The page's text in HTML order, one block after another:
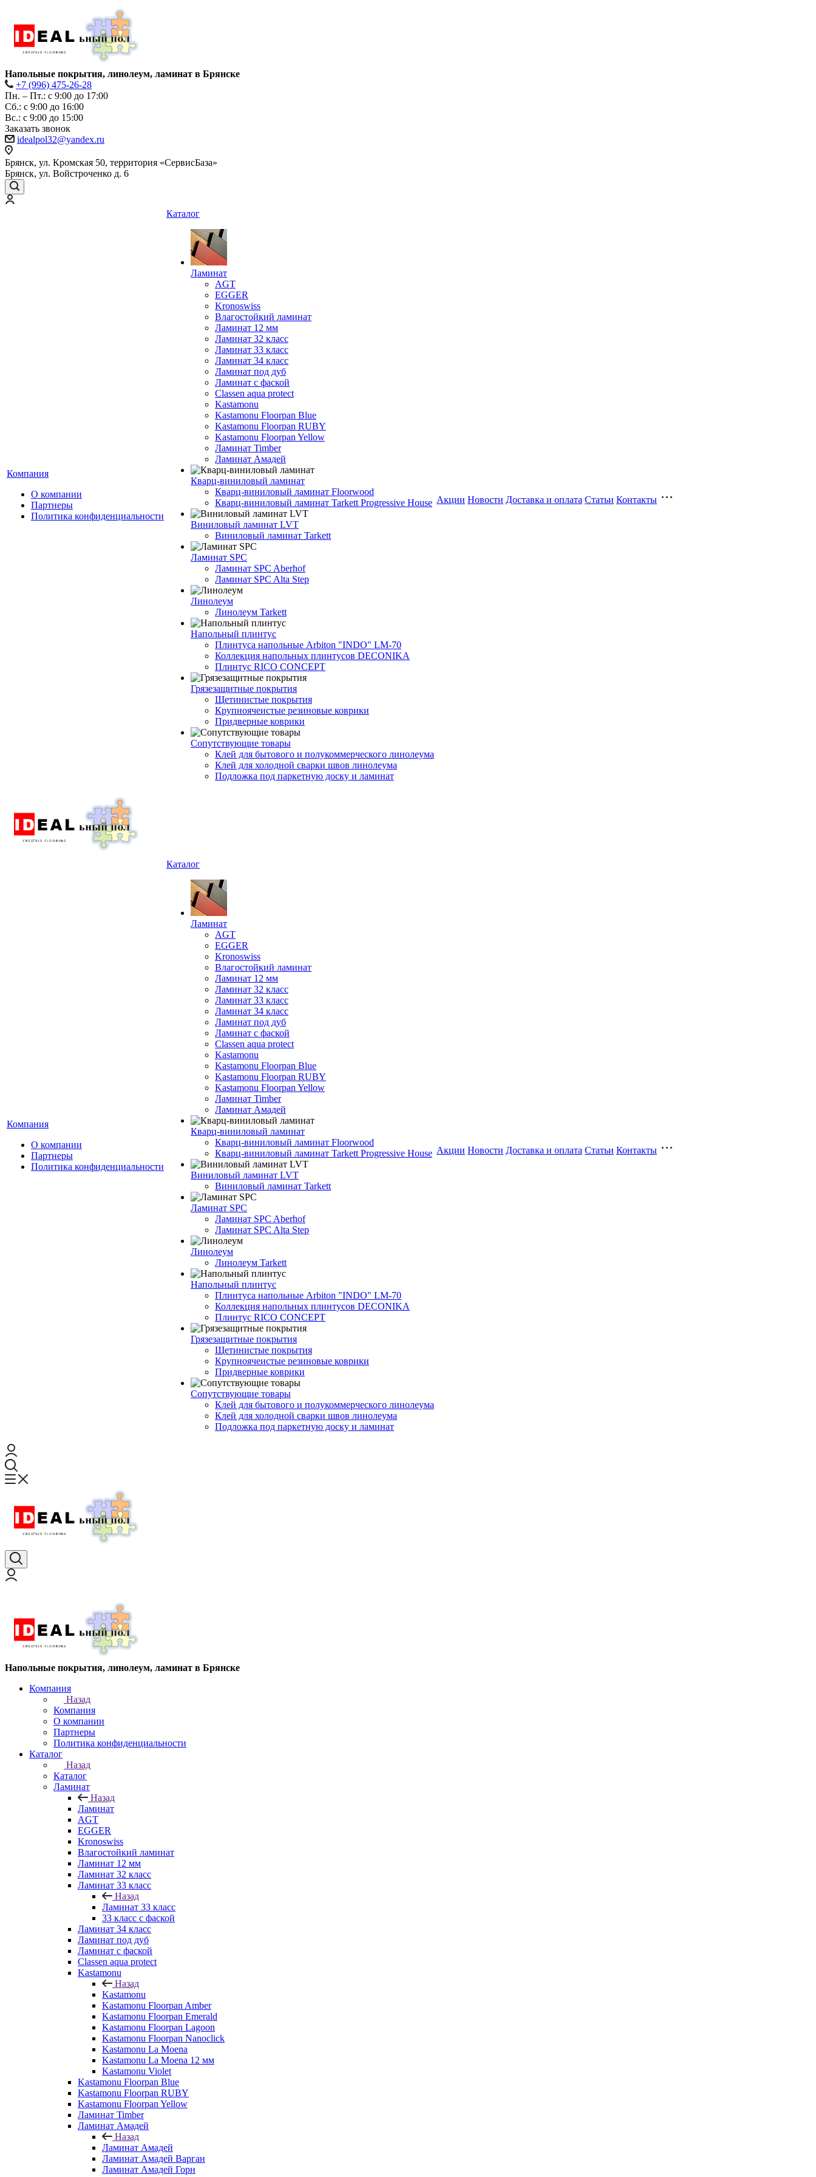
Напольные покрытия, линолеум, ламинат в Брянске
+7 (996) 475-26-28
Пн. – Пт.: с 9:00 до 17:00
Сб.: с 9:00 до 16:00
Bc.: с 9:00 до 15:00
Заказать звонок
idealpol32@yandex.ru
Брянск, ул. Кромская 50, территория «СервисБаза»
Брянск, ул. Войстроченко д. 6
Компания
О компании
Партнеры
Политика конфиденциальности
Каталог
Ламинат
AGT
EGGER
Kronoswiss
Влагостойкий ламинат
Ламинат 12 мм
Ламинат 32 класс
Ламинат 33 класс
Ламинат 34 класс
Ламинат под дуб
Ламинат с фаской
Classen aqua protect
Kastamonu
Kastamonu Floorpan Blue
Kastamonu Floorpan RUBY
Kastamonu Floorpan Yellow
Ламинат Timber
Ламинат Амадей
Кварц-виниловый ламинат
Кварц-виниловый ламинат Floorwood
Кварц-виниловый ламинат Tarkett Progressive House
Виниловый ламинат LVT
Виниловый ламинат Tarkett
Ламинат SPC
Ламинат SPC Aberhof
Ламинат SPC Alta Step
Линолеум
Линолеум Tarkett
Напольный плинтус
Плинтуса напольные Arbiton "INDO" LM-70
Коллекция напольных плинтусов DECONIKA
Плинтус RICO CONCEPT
Грязезащитные покрытия
Щетинистые покрытия
Крупноячеистые резиновые коврики
Придверные коврики
Сопутствующие товары
Клей для бытового и полукоммерческого линолеума
Клей для холодной сварки швов линолеума
Подложка под паркетную доску и ламинат
Акции Новости Доставка и оплата Статьи Контакты
Компания
О компании
Партнеры
Политика конфиденциальности
Каталог
Ламинат
AGT
EGGER
Kronoswiss
Влагостойкий ламинат
Ламинат 12 мм
Ламинат 32 класс
Ламинат 33 класс
Ламинат 34 класс
Ламинат под дуб
Ламинат с фаской
Classen aqua protect
Kastamonu
Kastamonu Floorpan Blue
Kastamonu Floorpan RUBY
Kastamonu Floorpan Yellow
Ламинат Timber
Ламинат Амадей
Кварц-виниловый ламинат
Кварц-виниловый ламинат Floorwood
Кварц-виниловый ламинат Tarkett Progressive House
Виниловый ламинат LVT
Виниловый ламинат Tarkett
Ламинат SPC
Ламинат SPC Aberhof
Ламинат SPC Alta Step
Линолеум
Линолеум Tarkett
Напольный плинтус
Плинтуса напольные Arbiton "INDO" LM-70
Коллекция напольных плинтусов DECONIKA
Плинтус RICO CONCEPT
Грязезащитные покрытия
Щетинистые покрытия
Крупноячеистые резиновые коврики
Придверные коврики
Сопутствующие товары
Клей для бытового и полукоммерческого линолеума
Клей для холодной сварки швов линолеума
Подложка под паркетную доску и ламинат
Акции Новости Доставка и оплата Статьи Контакты
Напольные покрытия, линолеум, ламинат в Брянске
Компания
Назад
Компания
О компании
Партнеры
Политика конфиденциальности
Каталог
Назад
Каталог
Ламинат
Назад
Ламинат
AGT
EGGER
Kronoswiss
Влагостойкий ламинат
Ламинат 12 мм
Ламинат 32 класс
Ламинат 33 класс
Назад
Ламинат 33 класс
33 класс с фаской
Ламинат 34 класс
Ламинат под дуб
Ламинат с фаской
Classen aqua protect
Kastamonu
Назад
Kastamonu
Kastamonu Floorpan Amber
Kastamonu Floorpan Emerald
Kastamonu Floorpan Lagoon
Kastamonu Floorpan Nanoclick
Kastamonu La Moena
Kastamonu La Moena 12 мм
Kastamonu Violet
Kastamonu Floorpan Blue
Kastamonu Floorpan RUBY
Kastamonu Floorpan Yellow
Ламинат Timber
Ламинат Амадей
Назад
Ламинат Амадей
Ламинат Амадей Варган
Ламинат Амадей Горн